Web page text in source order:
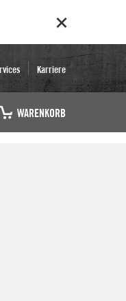
Karriere
WARENKORB